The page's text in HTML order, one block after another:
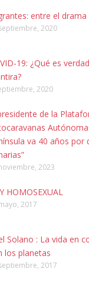
JOSE MESA Y
SHIBA CON MICROCHIP
Y LOPEZ. ES MUY
6.7.2025
una ninfa papillera,
la zon...
entre el
2020
19: ¿Qué es
2020
de la
va 40 años por
2023
HOMOSEXUAL
2017
Solano : La vida en
los planetas
2017